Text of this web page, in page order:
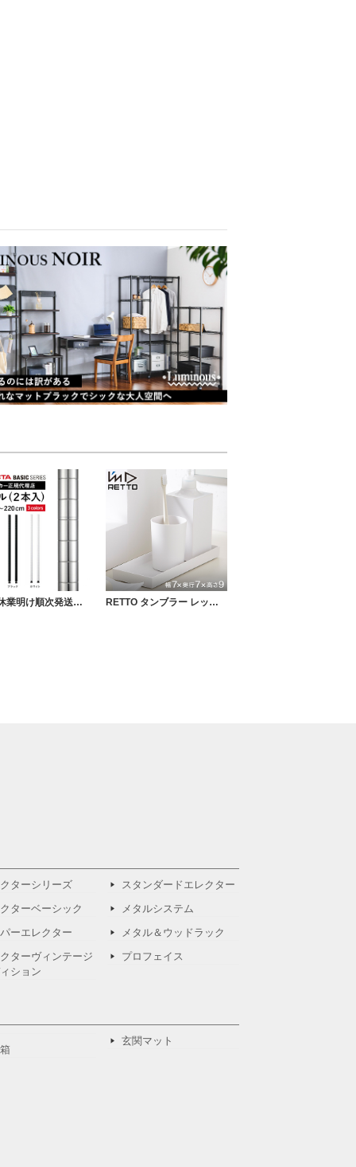
【夏季休業明け順次発送】 エレクターベーシック ポール RETTO タンブラー レットー 歯磨きコップ I'mD アイムディー IMD-KUP0023